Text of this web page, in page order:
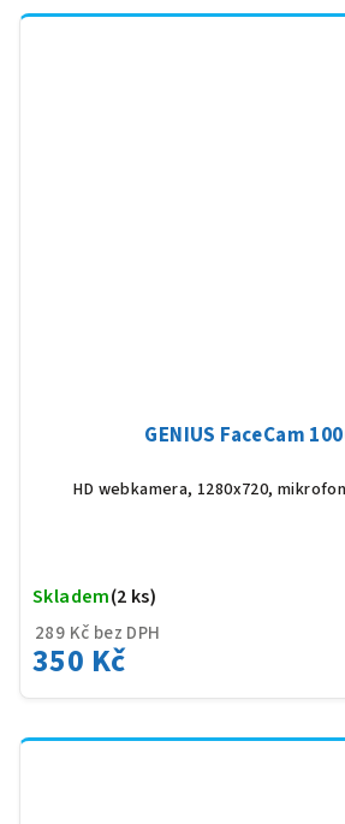
GENIUS FaceCam
HD webkamera, 1280x720,
289 Kč bez DPH
350 Kč
Skladem(2 ks)